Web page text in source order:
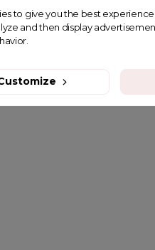
to give you the best
and then display